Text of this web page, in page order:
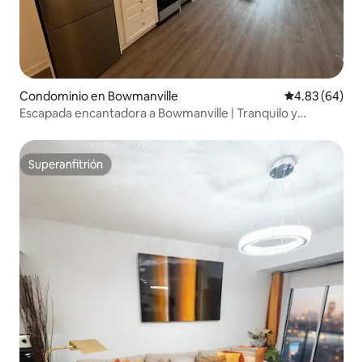
Condominio en Bowmanville Calificación
4.83 (64)
Escapada encantadora a Bowmanville | Tranquilo y
Superanfitrión
Superanfitrión